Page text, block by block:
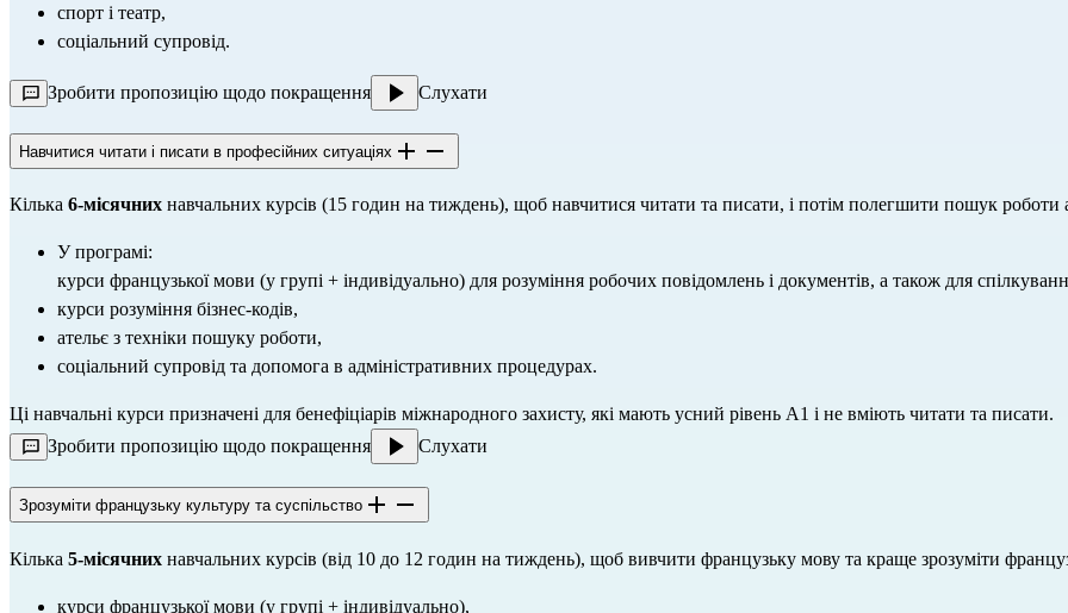
спорт і театр,
соціальний супровід.
Зробити пропозицію щодо покращення Слухати
Навчитися читати і писати в професійних ситуаціях
Кілька 6-місячних навчальних курсів (15 годин на тиждень), щоб навчитися читати та писати, і потім полегшити пошук роботи
У програмі:
курси французької мови (у групі + індивідуально) для розуміння робочих повідомлень і документів, а також для
курси розуміння бізнес-кодів,
ательє з техніки пошуку роботи,
соціальний супровід та допомога в адміністративних процедурах.
Ці навчальні курси призначені для бенефіціарів міжнародного захисту, які мають усний рівень А1 і не вміють читати та писати.
Зробити пропозицію щодо покращення
Слухати
Зрозуміти французьку культуру та суспільство
Кілька 5-місячних навчальних курсів (від 10 до 12 годин на тиждень), щоб вивчити французьку мову та краще зрозуміти
курси французької мови (у групі + індивідуально),